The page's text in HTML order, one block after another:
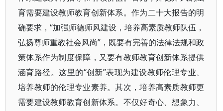
育需要建设教师教育创新体系。作为二十大报告的明
确要求，“加强师德师风建设，培养高素质教师队伍，
弘扬尊师重教社会风尚”，既要有完善的法律法规和政
策体系作为制度保障，又要有教师教育创新体系提供
涵育路径。这里的“创新”表现为建设教师伦理专业、
培养教师的伦理专业素养。其次，培养高素质教师更
需要建设教师教育创新体系。不仅好奇心、想象力、